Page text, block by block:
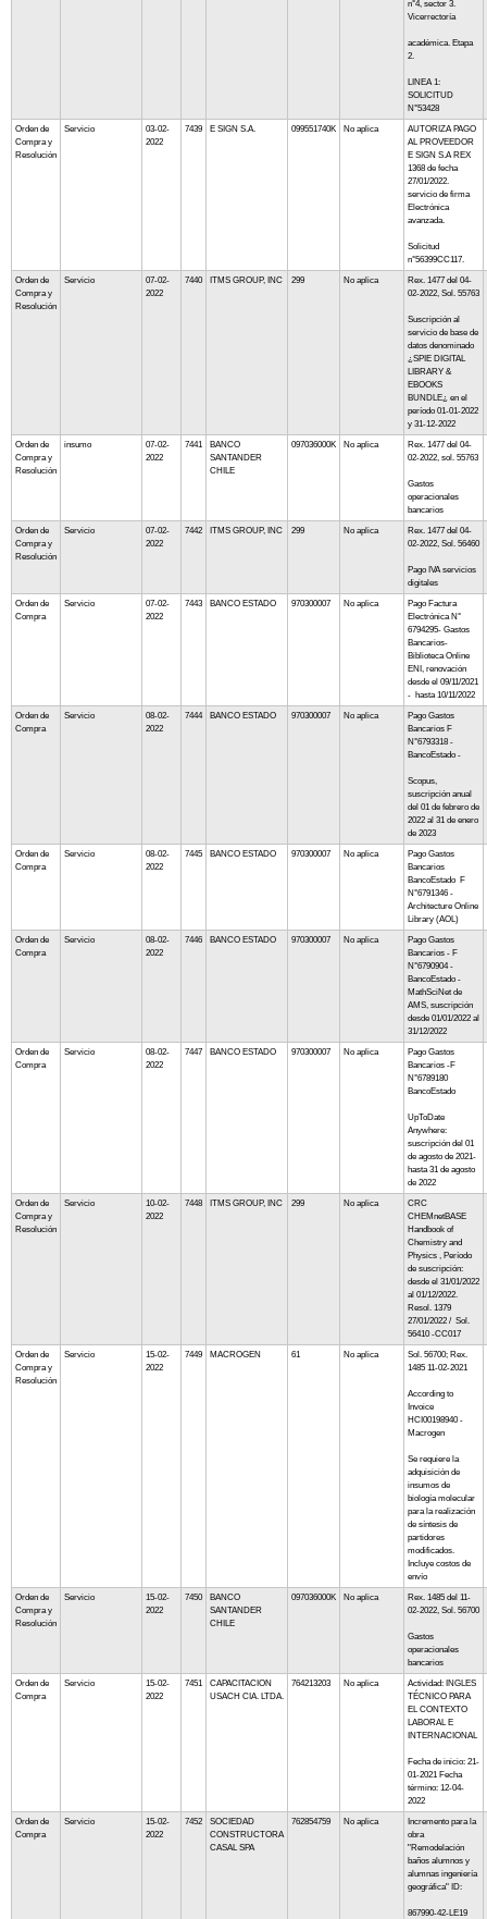
n°4, sector 3.
Vicerrectoría
académica. Etapa
2.
LINEA 1:
SOLICITUD
N°53428
Orden de
Compra y
Resolución
Servicio
03-02-
2022
7439 E SIGN S.A. 099551740K No aplica
AUTORIZA PAGO
AL PROVEEDOR
E SIGN S.A REX
1368 de fecha
27/01/2022.
servicio de firma
Electrónica
avanzada.
Solicitud
n°56399CC117.
Orden de
Compra y
Resolución
Servicio
07-02-
2022
7440 ITMS GROUP, INC 299 No aplica
Rex. 1477 del 04-
02-2022, Sol. 55763
Suscripción al
servicio de base de
datos denominado
¿SPIE DIGITAL
LIBRARY &
EBOOKS
BUNDLE¿ en el
período 01-01-2022
y 31-12-2022
Orden de
Compra y
Resolución
insumo
07-02-
2022
7441
BANCO
SANTANDER
CHILE
097036000K No aplica
Rex. 1477 del 04-
02-2022, sol. 55763
Gastos
operacionales
bancarios
Orden de
Compra y
Resolución
Servicio
07-02-
2022
7442 ITMS GROUP, INC 299 No aplica
Rex. 1477 del 04-
02-2022, Sol. 56460
Pago IVA servicios
digitales
Orden de
Compra
Servicio
07-02-
2022
7443 BANCO ESTADO 970300007 No aplica
Pago Factura
Electrónica N°
6794295- Gastos
Bancarios-
Biblioteca Online
ENI, renovación
desde el 09/11/2021
- hasta 10/11/2022
Orden de
Compra
Servicio
08-02-
2022
7444 BANCO ESTADO 970300007 No aplica
Pago Gastos
Bancarios F
N°6793318 -
BancoEstado -
Scopus,
suscripción anual
del 01 de febrero de
2022 al 31 de enero
de 2023
Orden de
Compra
Servicio
08-02-
2022
7445 BANCO ESTADO 970300007 No aplica
Pago Gastos
Bancarios
BancoEstado F
N°6791346 -
Architecture Online
Library (AOL)
Orden de
Compra
Servicio
08-02-
2022
7446 BANCO ESTADO 970300007 No aplica
Pago Gastos
Bancarios - F
N°6790904 -
BancoEstado -
MathSciNet de
AMS, suscripción
desde 01/01/2022 al
31/12/2022
Orden de
Compra
Servicio
08-02-
2022
7447 BANCO ESTADO 970300007 No aplica
Pago Gastos
Bancarios -F
N°6789180
BancoEstado
UpToDate
Anywhere:
suscripción del 01
de agosto de 2021-
hasta 31 de agosto
de 2022
Orden de
Compra y
Resolución
Servicio
10-02-
2022
7448 ITMS GROUP, INC 299 No aplica
CRC
CHEMnetBASE
Handbook of
Chemistry and
Physics , Período
de suscripción:
desde el 31/01/2022
al 01/12/2022.
Resol. 1379
27/01/2022 / Sol.
56410 -CC017
Orden de
Compra y
Resolución
Servicio
15-02-
2022
7449 MACROGEN 61 No aplica
Sol. 56700; Rex.
1485 11-02-2021
According to
Invoice
HCI00198940 -
Macrogen
Se requiere la
adquisición de
insumos de
biología molecular
para la realización
de síntesis de
partidores
modificados.
Incluye costos de
envío
Orden de
Compra y
Resolución
Servicio
15-02-
2022
7450
BANCO
SANTANDER
CHILE
097036000K No aplica
Rex. 1485 del 11-
02-2022, Sol. 56700
Gastos
operacionales
bancarios
Orden de
Compra
Servicio
15-02-
2022
7451
CAPACITACION
USACH CIA. LTDA.
764213203 No aplica
Actividad: INGLES
TÉCNICO PARA
EL CONTEXTO
LABORAL E
INTERNACIONAL
Fecha de inicio: 21-
01-2021 Fecha
término: 12-04-
2022
Orden de
Compra
Servicio
15-02-
2022
7452
SOCIEDAD
CONSTRUCTORA
CASAL SPA
762854759 No aplica
Incremento para la
obra
"Remodelación
baños alumnos y
alumnas ingeniería
geográfica" ID:
867990-42-LE19